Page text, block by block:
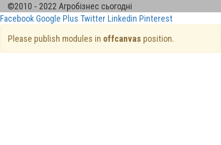
©2010 - 2022 Агробізнес сьогодні
Facebook Google Plus Twitter Linkedin Pinterest
Please publish modules in offcanvas position.